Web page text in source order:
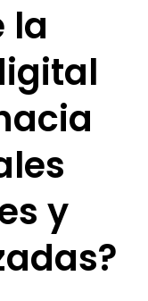
la
y